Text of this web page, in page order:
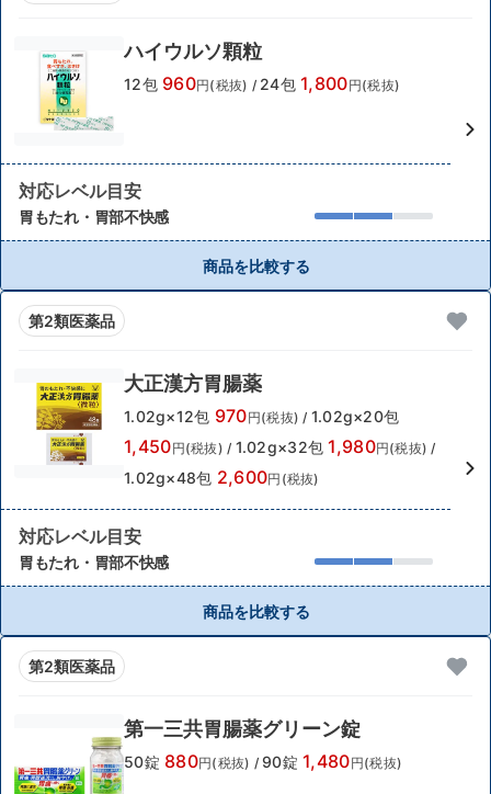
ハイウルソ顆粒
12包 960円(税抜) / 24包 1,800円(税抜)
対応レベル目安
胃もたれ・胃部不快感
商品を比較する
第2類医薬品
大正漢方胃腸薬
1.02g×12包 970円(税抜) / 1.02g×20包
1,450円(税抜) / 1.02g×32包 1,980円(税抜) /
1.02g×48包 2,600円(税抜)
対応レベル目安
胃もたれ・胃部不快感
商品を比較する
第2類医薬品
第一三共胃腸薬グリーン錠
50錠 880円(税抜) / 90錠 1,480円(税抜)